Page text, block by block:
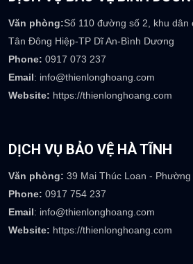
Phone:
0922 236 777
Email: info@thienlonghoang.com
Website:https://thienlonghoang.com
DỊCH VỤ BẢO VỆ BÌNH DƯƠNG
Tân Đông Hiệp-TP Dĩ An-Bình Dương
Phone:
0917 073 237
Email: info@thienlonghoang.com
Website:https://thienlonghoang.com